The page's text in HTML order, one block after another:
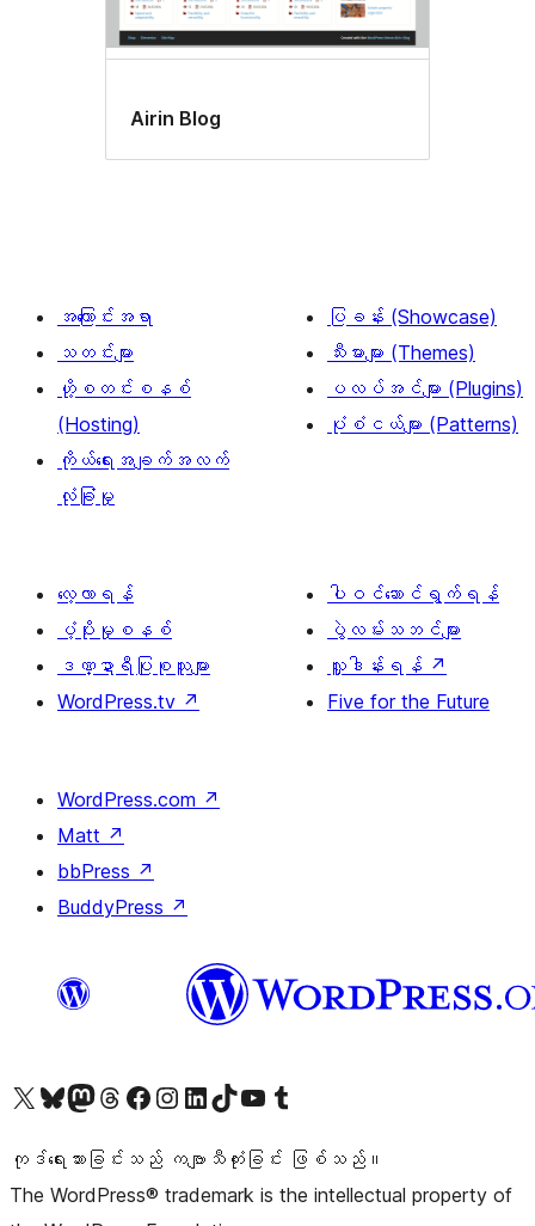
Airin Blog
အကြောင်းအရာ
သတင်းများ
ဟို့စတင်းစနစ်
(Hosting)
ကိုယ်ရေးအချက်အလက်
လုံခြုံမှု
ပြခန်း (Showcase)
သီးမားများ (Themes)
ပလပ်အင်များ (Plugins)
ပုံစံငယ်များ (Patterns)
လေ့လာရန်
ပံ့ပိုးမှုစနစ်
ဒဏ္ဍာရီပြုစုသူများ
WordPress.tv ↗
ပါဝင်ဆောင်ရွက်ရန်
ပွဲလမ်းသဘင်များ
လှူဒါန်းရန် ↗
Five for the Future
WordPress.com ↗
Matt ↗
bbPress ↗
BuddyPress ↗
ကျွန်ုပ်တို့၏ X (ယခင် Twitter) အကောင့်သို့ သွားရောက်ကြည့်ရှုပါကျွန်ုပ်တို့၏ Bluesky အကောင့်သို့ ဝင်ရောက်ကြည့်ရှုရန်
ကျွန်ုပ်တို့၏ Mastodon အကောင့်သို့ သွားရောက်ကြည့်ရှုပါကျွန်ုပ်တို့၏ Threads အကောင့်သို့ ဝင်ရောက်ကြည့်ရှုရန်
ကျွန်ုပ်တို့၏ Facebook စာမျက်နှာသို့ သွားရောက်ကြည့်ရှုပါကျွန်ုပ်တို့၏ Instagram အကောင့်သို့ သွားရောက်ကြည့်ရှုပါ ကျွန်ုပ်တို့၏ LinkedIn အကောင့်သို့ သွားရောက်ကြည့်ရှုပါကျွန်ုပ်တို့၏ TikTok အကောင့်သို့ ဝင်ရောက်ကြည့်ရှုရန်
ကျွန်ုပ်တို့၏ YouTube ချန်နယ်သို့ သွားရောက်ကြည့်ရှုပါ ကျွန်ုပ်တို့၏ Tumblr အကောင့်သို့ ဝင်ရောက်ကြည့်ရှုရန်
ကုဒ်ရေးသားခြင်းသည် ကဗျာသီကုံးခြင်း ဖြစ်သည်။
The WordPress® trademark is the intellectual property of